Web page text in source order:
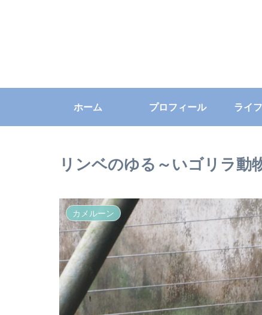
ホーム プロフィール ライ
リンベのゆる～いゴリラ動
カメルーン